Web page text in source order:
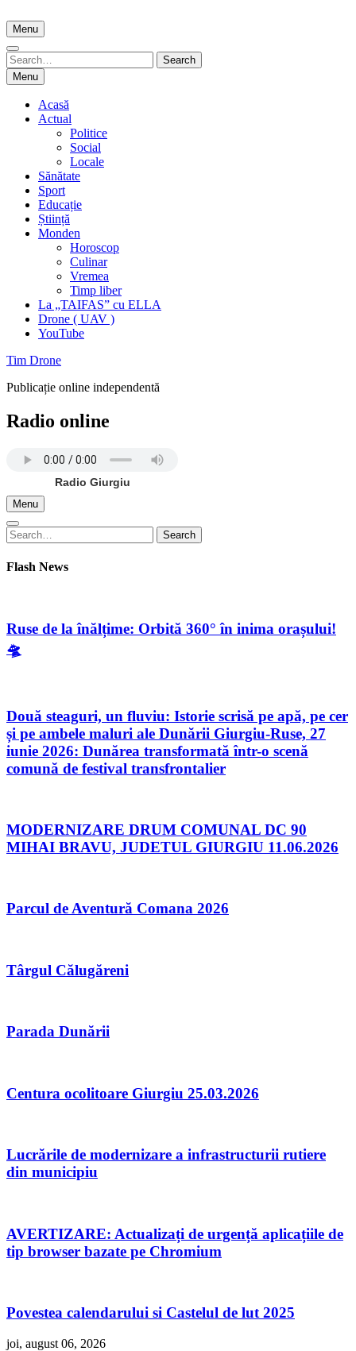
to
content
Menu
Search
for:
Search
Menu
Acasă
Actual
Politice
Social
Locale
Sănătate
Sport
Educație
Știință
Monden
Horoscop
Culinar
Vremea
Timp liber
La „TAIFAS” cu ELLA
Drone ( UAV )
YouTube
Tim Drone
Publicație online independentă
Radio online
Radio Giurgiu
Menu
Search
for:
Search
Flash News
Ruse de la înălțime: Orbită 360° în inima orașului!
🛸
Două steaguri, un fluviu: Istorie scrisă pe apă, pe cer
și pe ambele maluri ale Dunării Giurgiu-Ruse, 27
iunie 2026: Dunărea transformată într-o scenă
comună de festival transfrontalier
MODERNIZARE DRUM COMUNAL DC 90
MIHAI BRAVU, JUDETUL GIURGIU 11.06.2026
Parcul de Aventură Comana 2026
Târgul Călugăreni
Parada Dunării
Centura ocolitoare Giurgiu 25.03.2026
Lucrările de modernizare a infrastructurii rutiere
din municipiu
AVERTIZARE: Actualizați de urgență aplicațiile de
tip browser bazate pe Chromium
Povestea calendarului si Castelul de lut 2025
joi, august 06, 2026